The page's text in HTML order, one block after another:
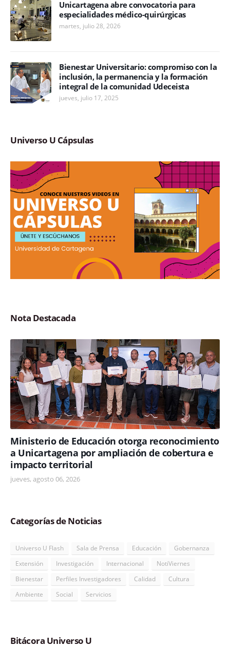
Unicartagena abre convocatoria para
especialidades médico-quirúrgicas
martes, julio 28, 2026
Bienestar Universitario: compromiso con la
inclusión, la permanencia y la formación
integral de la comunidad Udeceista
jueves, julio 17, 2025
Universo U Cápsulas
Nota Destacada
Ministerio de Educación otorga reconocimiento
a Unicartagena por ampliación de cobertura e
impacto territorial
jueves, agosto 06, 2026
Categorías de Noticias
Universo U Flash Sala de Prensa Educación
Gobernanza
Extensión
Investigación Internacional
NotiViernes
Bienestar
Perfiles Investigadores Calidad
Cultura
Ambiente
Social Servicios
Bitácora Universo U